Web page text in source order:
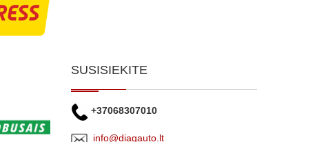
SUSISIEKITE
+37068307010
info@diagauto.lt